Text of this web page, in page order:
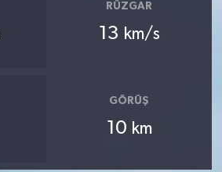
RÜZGAR
13 km/s
GÖRÜŞ
10 km